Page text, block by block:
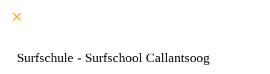
Surfschule - Surfschool Callantsoog